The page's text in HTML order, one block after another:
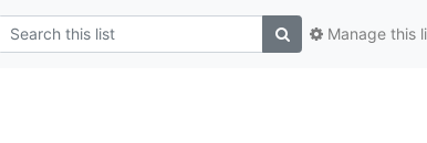
Manage this